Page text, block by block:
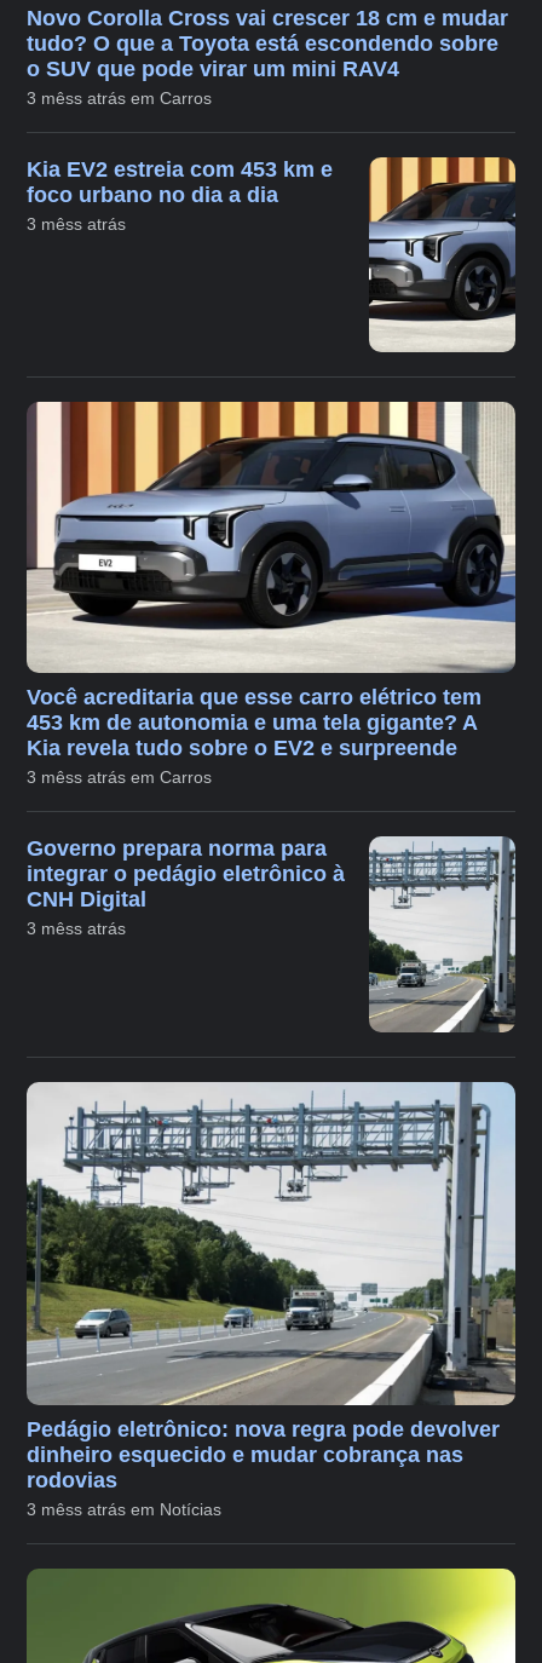
Novo Corolla Cross vai crescer 18 cm e mudar
tudo? O que a Toyota está escondendo sobre
o SUV que pode virar um mini RAV4
3 mêss atrás em Carros
Kia EV2 estreia com 453 km e
foco urbano no dia a dia
3 mêss atrás
Você acreditaria que esse carro elétrico tem
453 km de autonomia e uma tela gigante? A
Kia revela tudo sobre o EV2 e surpreende
3 mêss atrás em Carros
Governo prepara norma para
integrar o pedágio eletrônico à
CNH Digital
3 mêss atrás
Pedágio eletrônico: nova regra pode devolver
dinheiro esquecido e mudar cobrança nas
rodovias
3 mêss atrás em Notícias